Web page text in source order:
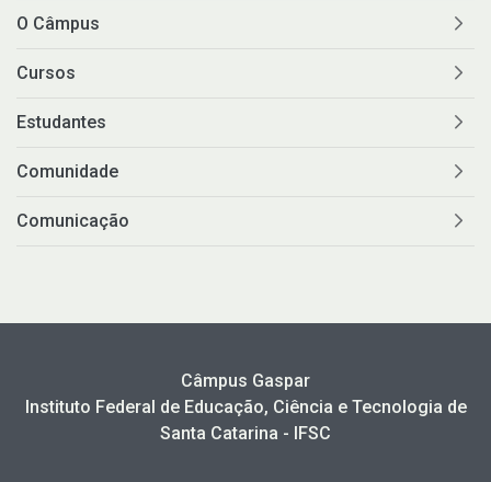
O Câmpus
Cursos
Estudantes
Comunidade
Comunicação
Câmpus Gaspar
Instituto Federal de Educação, Ciência e Tecnologia de
Santa Catarina - IFSC